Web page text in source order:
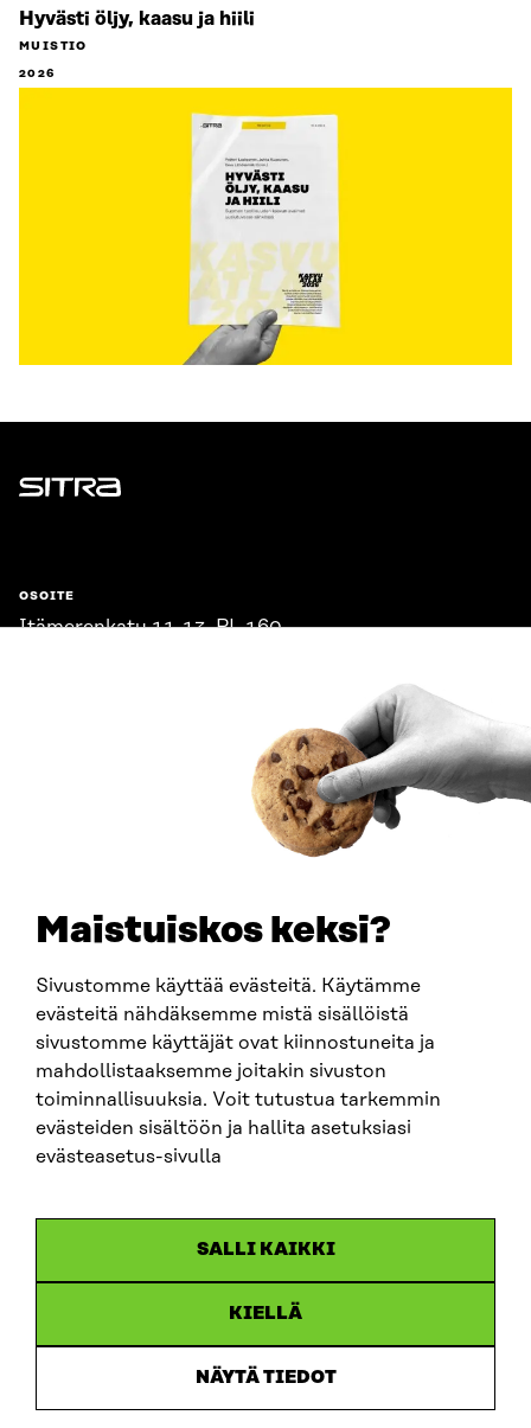
Maistuiskos keksi?
Sivustomme käyttää evästeitä. Käytämme
evästeitä nähdäksemme mistä sisällöistä
sivustomme käyttäjät ovat kiinnostuneita ja
mahdollistaaksemme joitakin sivuston
toiminnallisuuksia. Voit tutustua tarkemmin
evästeiden sisältöön ja hallita asetuksiasi
evästeasetus-sivulla
SALLI KAIKKI
KIELLÄ
NÄYTÄ TIEDOT
Hyvästi öljy, kaasu ja hiili
MUISTIO
2026
Sitra
OSOITE
Itämerenkatu 11-13, PL 160,
SITRA SOSIAALISESSA MEDIASSA
LinkedIn
Instagram
YouTube
Saavutettavuusseloste
Asiakirjajulkisuus